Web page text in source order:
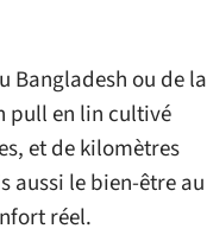
Bangladesh ou de la
pull en lin cultivé
et de kilomètres
aussi le bien-être au
réel.